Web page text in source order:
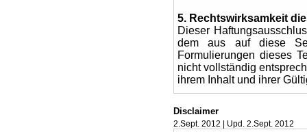
5. Rechtswirksamkeit
Dieser
dem aus auf diese
Formulierungen dieses
nicht vollständig
ihrem Inhalt und ihrer
Disclaimer
2.Sept. 2012 | Upd. 2.Sept. 2012